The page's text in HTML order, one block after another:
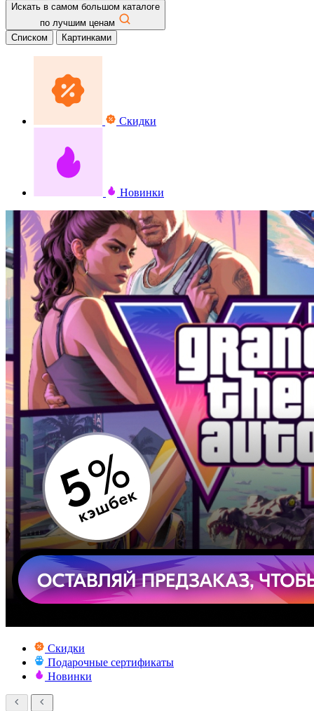
Искать в самом большом каталоге
по лучшим ценам
Списком
Картинками
Скидки
Новинки
Скидки
Подарочные сертификаты
Новинки